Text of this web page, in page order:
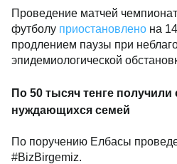
Проведение матчей
футболу приостановлено на
продлением паузы при
эпидемиологической
По 50 тысяч тенге
нуждающихся семей
По поручению Елбасы
#BizBirgemiz.